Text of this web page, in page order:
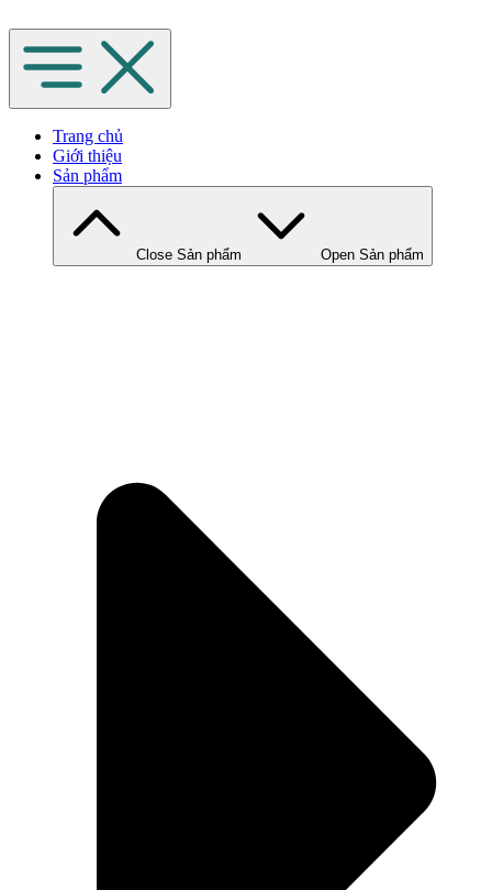
đến
nội
dung
Trang chủ
Giới thiệu
Sản phẩm
Close Sản phẩm Open Sản phẩm